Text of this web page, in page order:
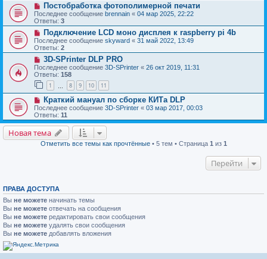
Постобработка фотополимерной печати
Последнее сообщение brennain « 04 мар 2025, 22:22
Ответы: 3
Подключение LCD моно дисплея к raspberry pi 4b
Последнее сообщение skyward « 31 май 2022, 13:49
Ответы: 2
3D-SPrinter DLP PRO
Последнее сообщение 3D-SPrinter « 26 окт 2019, 11:31
Ответы: 158
1 8 9 10 11
Краткий мануал по сборке КИТа DLP
Последнее сообщение 3D-SPrinter « 03 мар 2017, 00:03
Ответы: 11
Новая тема
Отметить все темы как прочтённые• 5 тем • Страница 1 из 1
Перейти
ПРАВА ДОСТУПА
Вы не можете начинать темы
Вы не можете отвечать на сообщения
Вы не можете редактировать свои сообщения
Вы не можете удалять свои сообщения
Вы не можете добавлять вложения